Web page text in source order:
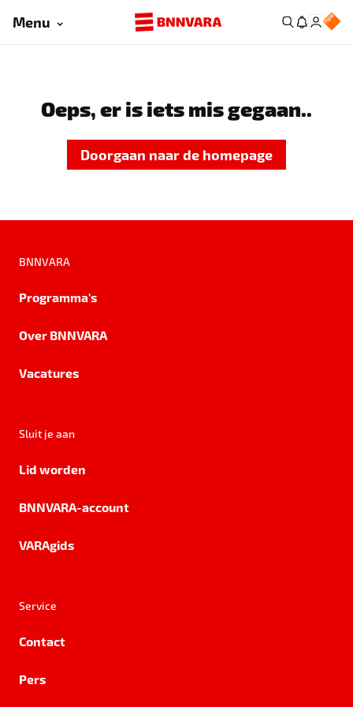
Menu
Oeps, er is iets mis gegaan..
Doorgaan naar de homepage
BNNVARA
Programma's
Over BNNVARA
Vacatures
Sluit je aan
Lid worden
BNNVARA-account
VARAgids
Service
Contact
Pers